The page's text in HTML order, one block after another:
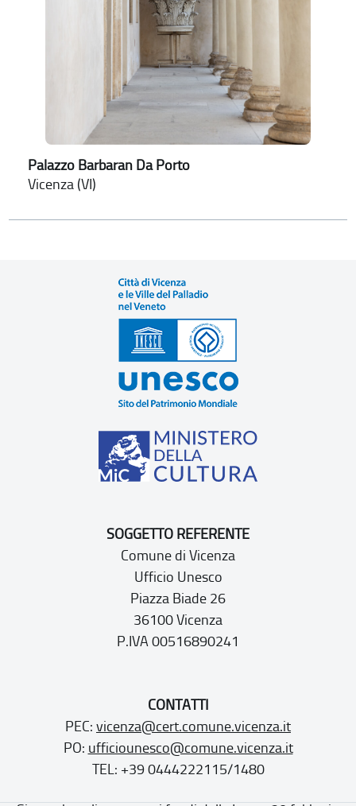
Palazzo Barbaran Da Porto
Vicenza (VI)
SOGGETTO REFERENTE
Comune di Vicenza
Ufficio Unesco
Piazza Biade 26
36100 Vicenza
P.IVA 00516890241
CONTATTI
PEC: vicenza@cert.comune.vicenza.it
PO: ufficiounesco@comune.vicenza.it
TEL: +39 0444222115/1480